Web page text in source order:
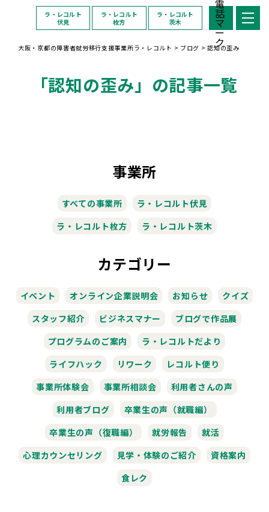
ラ・レコルト
伏見
ラ・レコルト
枚方
ラ・レコルト
茨木
大阪・京都の障害者就労移行支援事業所ラ・レコルト > ブログ >認知の歪み
「認知の歪み」の記事一覧
事業所
すべての事業所
ラ・レコルト伏見
ラ・レコルト枚方
ラ・レコルト茨木
カテゴリー
イベント オンライン企業説明会 お知らせ
クイズ
スタッフ紹介
ビジネスマナー
ブログで作品展
プログラムのご案内
ラ・レコルトだより
ライフハック
リワーク
レコルト便り
事業所体験会
事業所相談会
利用者さんの声
利用者ブログ
卒業生の声（就職編）
卒業生の声（復職編）
就労報告
就活
心理カウンセリング
見学・体験のご紹介
資格案内
食レク